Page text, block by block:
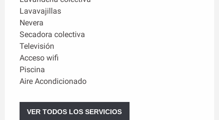
Lavavajillas
Nevera
Secadora colectiva
Televisión
Acceso wifi
Piscina
Aire Acondicionado
VER TODOS LOS SERVICIOS